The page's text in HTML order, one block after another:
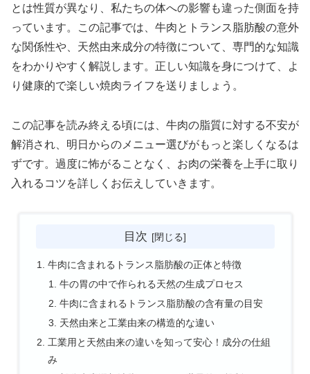
とは性質が異なり、私たちの体への影響も違った側面を持
っています。この記事では、牛肉とトランス脂肪酸の意外
な関係性や、天然由来成分の特徴について、専門的な知識
をわかりやすく解説します。正しい知識を身につけて、よ
り健康的で楽しい焼肉ライフを送りましょう。
この記事を読み終える頃には、牛肉の脂質に対する不安が
解消され、明日からのメニュー選びがもっと楽しくなるは
ずです。過度に怖がることなく、お肉の栄養を上手に取り
入れるコツを詳しくお伝えしていきます。
目次
牛肉に含まれるトランス脂肪酸の正体と特徴
牛の胃の中で作られる天然の生成プロセス
牛肉に含まれるトランス脂肪酸の含有量の目安
天然由来と工業由来の構造的な違い
工業用と天然由来の違いを知って安心！成分の仕組
み